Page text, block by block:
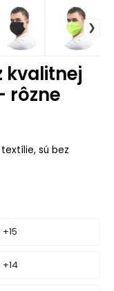
kvalitnej
rôzne
sú bez